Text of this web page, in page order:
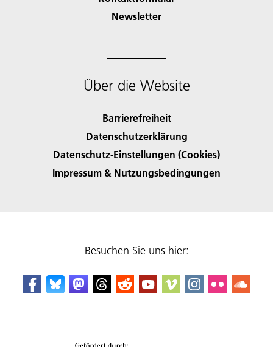
Newsletter
Über die Website
Barrierefreiheit
Datenschutzerklärung
Datenschutz-Einstellungen (Cookies)
Impressum & Nutzungsbedingungen
Besuchen Sie uns hier: